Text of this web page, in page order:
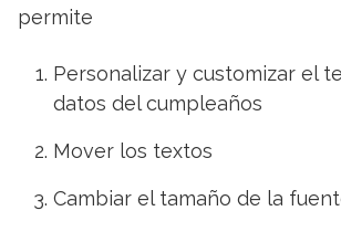
permite
Personalizar y customizar el
datos del cumpleaños
Mover los textos
Cambiar el tamaño de la